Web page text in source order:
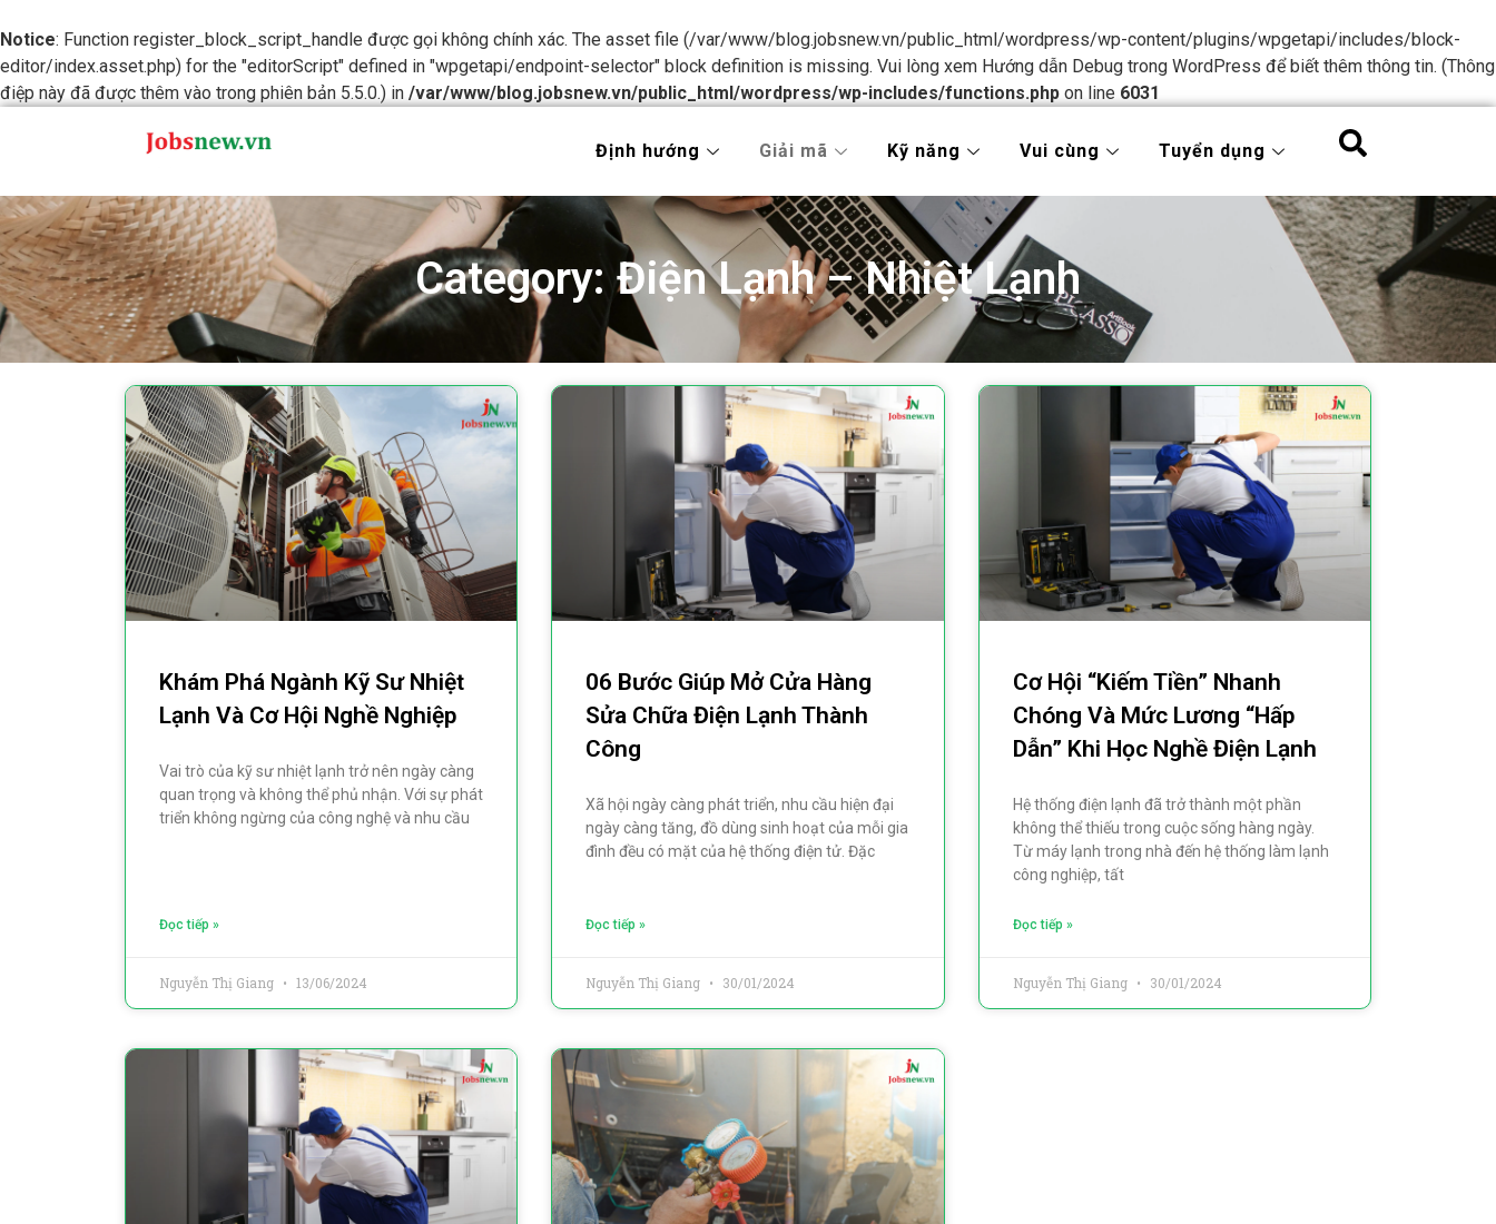
Notice: Function register_block_script_handle được gọi không chính xác. The asset file (/var/www/blog.jobsnew.vn/public_html/wordpress/wp-content/plugins/wpgetapi/includes/block-
editor/index.asset.php) for the "editorScript" defined in "wpgetapi/endpoint-selector" block definition is missing. Vui lòng xem Hướng dẫn Debug trong WordPress để biết thêm thông tin. (Thông
điệp này đã được thêm vào trong phiên bản 5.5.0.) in /var/www/blog.jobsnew.vn/public_html/wordpress/wp-includes/functions.php on line 6031
Định hướng Giải mã Kỹ năng Vui cùng Tuyển dụng
Category: Điện Lạnh – Nhiệt Lạnh
Khám Phá Ngành Kỹ Sư Nhiệt
Lạnh Và Cơ Hội Nghề Nghiệp
Vai trò của kỹ sư nhiệt lạnh trở nên ngày càng
quan trọng và không thể phủ nhận. Với sự phát
triển không ngừng của công nghệ và nhu cầu
Đọc tiếp »
Nguyễn Thị Giang 13/06/2024
06 Bước Giúp Mở Cửa Hàng
Sửa Chữa Điện Lạnh Thành
Công
Xã hội ngày càng phát triển, nhu cầu hiện đại
ngày càng tăng, đồ dùng sinh hoạt của mỗi gia
đình đều có mặt của hệ thống điện tử. Đặc
Đọc tiếp »
Nguyễn Thị Giang 30/01/2024
Cơ Hội “kiếm Tiền” Nhanh
Chóng Và Mức Lương “hấp
Dẫn” Khi Học Nghề Điện Lạnh
Hệ thống điện lạnh đã trở thành một phần
không thể thiếu trong cuộc sống hàng ngày.
Từ máy lạnh trong nhà đến hệ thống làm lạnh
công nghiệp, tất
Đọc tiếp »
Nguyễn Thị Giang 30/01/2024